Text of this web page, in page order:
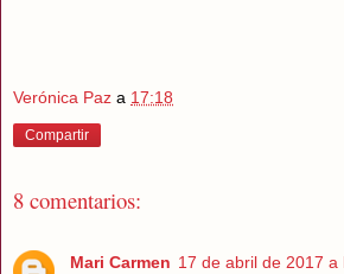
Verónica Paz a 17:18
Compartir
8 comentarios:
Mari Carmen 17 de abril de 2017 a